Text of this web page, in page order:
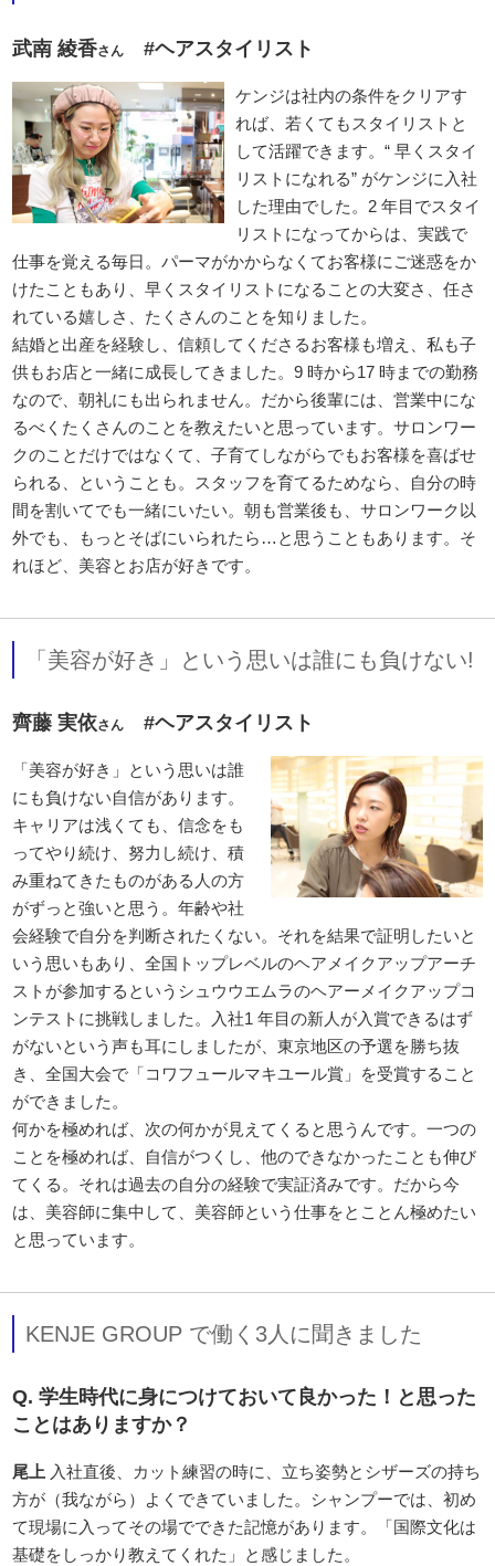
武南 綾香さん #ヘアスタイリスト
ケンジは社内の条件をクリアす
れば、若くてもスタイリストと
して活躍できます。“ 早くスタイ
リストになれる” がケンジに入社
した理由でした。2 年目でスタイ
リストになってからは、実践で
仕事を覚える毎日。パーマがかからなくてお客様にご迷惑をか
けたこともあり、早くスタイリストになることの大変さ、任さ
れている嬉しさ、たくさんのことを知りました。
結婚と出産を経験し、信頼してくださるお客様も増え、私も子
供もお店と一緒に成長してきました。9 時から17 時までの勤務
なので、朝礼にも出られません。だから後輩には、営業中にな
るべくたくさんのことを教えたいと思っています。サロンワー
クのことだけではなくて、子育てしながらでもお客様を喜ばせ
られる、ということも。スタッフを育てるためなら、自分の時
間を割いてでも一緒にいたい。朝も営業後も、サロンワーク以
外でも、もっとそばにいられたら…と思うこともあります。そ
れほど、美容とお店が好きです。
「美容が好き」という思いは誰にも負けない!
齊藤 実依さん #ヘアスタイリスト
「美容が好き」という思いは誰
にも負けない自信があります。
キャリアは浅くても、信念をも
ってやり続け、努力し続け、積
み重ねてきたものがある人の方
がずっと強いと思う。年齢や社
会経験で自分を判断されたくない。それを結果で証明したいと
いう思いもあり、全国トップレベルのヘアメイクアップアーチ
ストが参加するというシュウウエムラのヘアーメイクアップコ
ンテストに挑戦しました。入社1 年目の新人が入賞できるはず
がないという声も耳にしましたが、東京地区の予選を勝ち抜
き、全国大会で「コワフュールマキユール賞」を受賞すること
ができました。
何かを極めれば、次の何かが見えてくると思うんです。一つの
ことを極めれば、自信がつくし、他のできなかったことも伸び
てくる。それは過去の自分の経験で実証済みです。だから今
は、美容師に集中して、美容師という仕事をとことん極めたい
と思っています。
KENJE GROUP で働く3人に聞きました
Q. 学生時代に身につけておいて良かった！と思った
ことはありますか？
尾上 入社直後、カット練習の時に、立ち姿勢とシザーズの持ち
方が（我ながら）よくできていました。シャンプーでは、初め
て現場に入ってその場でできた記憶があります。「国際文化は
基礎をしっかり教えてくれた」と感じました。